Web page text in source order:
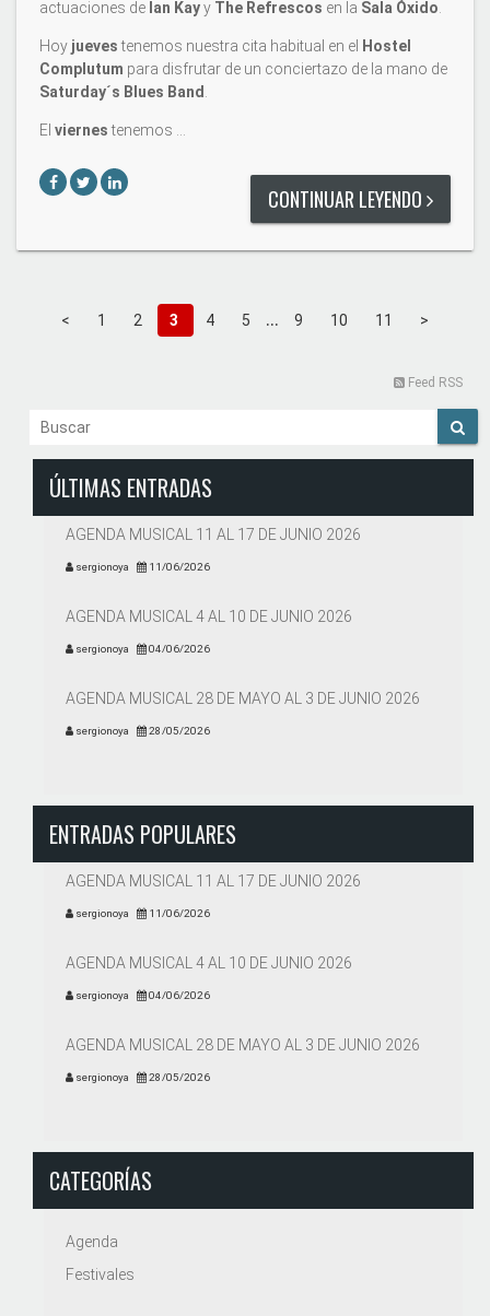
actuaciones de Ian Kayy The Refrescos en la Sala Óxido
Hoy juevestenemos nuestra cita habitual en el Hostel
Complutum para disfrutar de un conciertazo de la mano de
Saturday´s Blues Band
El viernestenemos …
CONTINUAR LEYENDO
< 1 2 3 4 5 ... 9 10 11 >
Feed RSS
ÚLTIMAS ENTRADAS
AGENDA MUSICAL 11 AL 17 DE JUNIO 2026
sergionoya 11/06/2026
AGENDA MUSICAL 4 AL 10 DE JUNIO 2026
sergionoya 04/06/2026
AGENDA MUSICAL 28 DE MAYO AL 3 DE JUNIO 2026
sergionoya 28/05/2026
ENTRADAS POPULARES
AGENDA MUSICAL 11 AL 17 DE JUNIO 2026
sergionoya 11/06/2026
AGENDA MUSICAL 4 AL 10 DE JUNIO 2026
sergionoya 04/06/2026
AGENDA MUSICAL 28 DE MAYO AL 3 DE JUNIO 2026
sergionoya 28/05/2026
CATEGORÍAS
Agenda
Festivales